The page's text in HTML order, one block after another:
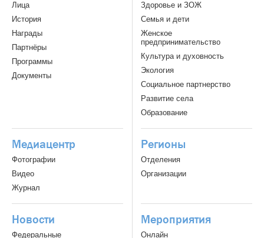
Лица
История
Награды
Партнёры
Программы
Документы
Здоровье и ЗОЖ
Семья и дети
Женское
предпринимательство
Культура и духовность
Экология
Социальное партнерство
Развитие села
Образование
Медиацентр
Фотографии
Видео
Журнал
Регионы
Отделения
Организации
Новости
Федеральные
Мероприятия
Онлайн